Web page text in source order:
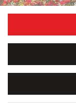
De l'immo pro